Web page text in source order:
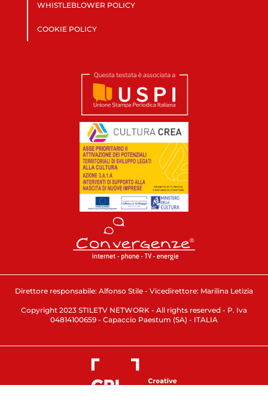
WHISTLEBLOWER POLICY
COOKIE POLICY
Direttore responsabile: Alfonso Stile - Vicedirettore: Marilina Letizia
Copyright 2023 STILETV NETWORK - All rights reserved - P. Iva
04814100659 - Capaccio Paestum (SA) - ITALIA